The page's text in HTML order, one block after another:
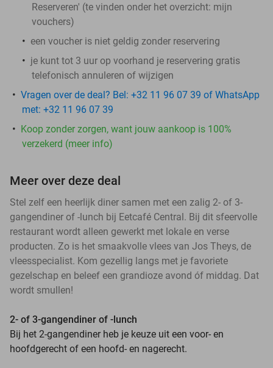
Reserveren' (te vinden onder het overzicht: mijn
vouchers)
een voucher is niet geldig zonder reservering
je kunt tot 3 uur op voorhand je reservering gratis
telefonisch annuleren of wijzigen
Vragen over de deal? Bel: +32 11 96 07 39 of WhatsApp
met: +32 11 96 07 39
Koop zonder zorgen, want jouw aankoop is 100%
verzekerd (meer info)
Meer over deze deal
Stel zelf een heerlijk diner samen met een zalig 2- of 3-
gangendiner of -lunch bij Eetcafé Central. Bij dit sfeervolle
restaurant wordt alleen gewerkt met lokale en verse
producten. Zo is het smaakvolle vlees van Jos Theys, de
vleesspecialist. Kom gezellig langs met je favoriete
gezelschap en beleef een grandioze avond óf middag. Dat
wordt smullen!
2- of 3-gangendiner of -lunch
Bij het 2-gangendiner heb je keuze uit een voor- en
hoofdgerecht of een hoofd- en nagerecht.